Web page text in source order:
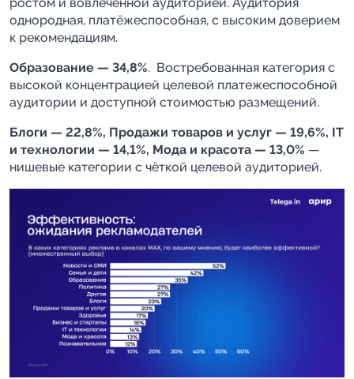
однородная, платёжеспособная, с высоким доверием
к рекомендациям.
Образование — 34,8%. Востребованная категория с
высокой концентрацией целевой платежеспособной
аудитории и доступной стоимостью размещений.
Блоги — 22,8%, Продажи товаров и услуг — 19,6%, IT
и технологии — 14,1%, Мода и красота — 13,0% —
нишевые категории с чёткой целевой аудиторией.